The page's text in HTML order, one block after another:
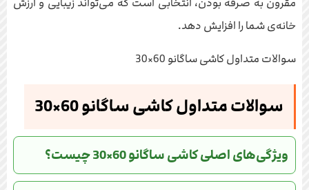
خانه‌ی شما را افزایش دهد.
سوالات متداول کاشی ساگانو 60×30
سوالات متداول کاشی ساگانو 60×30
ویژگی‌های اصلی کاشی ساگانو 60×30 چیست؟